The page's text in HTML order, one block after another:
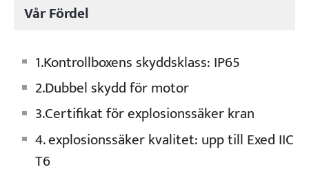
Vår Fördel
1.Kontrollboxens skyddsklass: IP65
2.Dubbel skydd för motor
3.Certifikat för explosionssäker kran
4. explosionssäker kvalitet: upp till Exed IIC
T6